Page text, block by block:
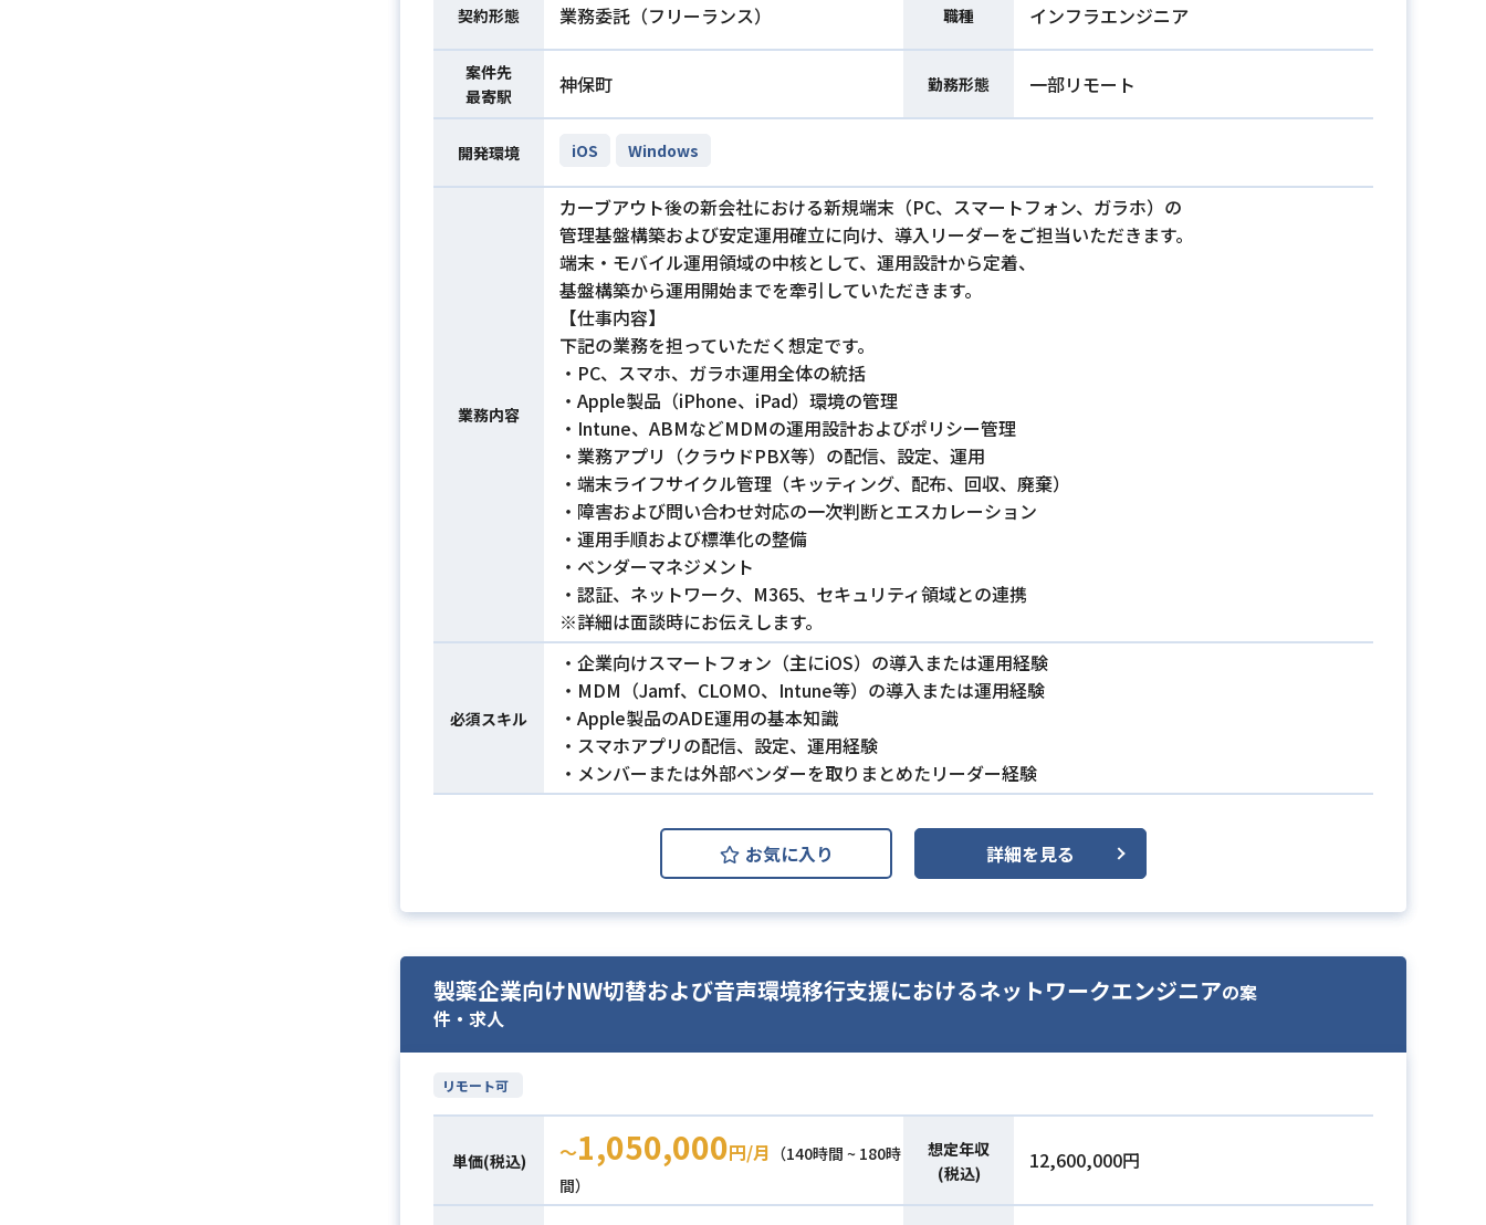
契約形態 業務委託（フリーランス） 職種 インフラエンジニア
案件先
最寄駅
神保町 勤務形態 一部リモート
開発環境 iOS Windows
業務内容
カーブアウト後の新会社における新規端末（PC、スマートフォン、ガラホ）の
管理基盤構築および安定運用確立に向け、導入リーダーをご担当いただきます。
端末・モバイル運用領域の中核として、運用設計から定着、
基盤構築から運用開始までを牽引していただきます。
【仕事内容】
下記の業務を担っていただく想定です。
・PC、スマホ、ガラホ運用全体の統括
・Apple製品（iPhone、iPad）環境の管理
・Intune、ABMなどMDMの運用設計およびポリシー管理
・業務アプリ（クラウドPBX等）の配信、設定、運用
・端末ライフサイクル管理（キッティング、配布、回収、廃棄）
・障害および問い合わせ対応の一次判断とエスカレーション
・運用手順および標準化の整備
・ベンダーマネジメント
・認証、ネットワーク、M365、セキュリティ領域との連携
※詳細は面談時にお伝えします。
必須スキル
・企業向けスマートフォン（主にiOS）の導入または運用経験
・MDM（Jamf、CLOMO、Intune等）の導入または運用経験
・Apple製品のADE運用の基本知識
・スマホアプリの配信、設定、運用経験
・メンバーまたは外部ベンダーを取りまとめたリーダー経験
お気に入り 詳細を見る
製薬企業向けNW切替および音声環境移行支援におけるネットワークエンジニアの案
件・求人
リモート可
単価(税込) 〜1,050,000円/月 （140時間 ~ 180時
間）
想定年収
(税込)
12,600,000円